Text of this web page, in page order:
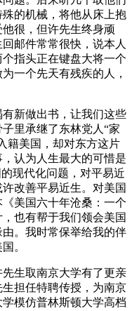
的机械，将他从床上抱
很，但许先生终身顽
邮件常常很快，说本人
指头正在键盘大将一个
一个先天有残疾的人，
新做出书，让我们这些
里承继了东林党人“家
籍美国，却对东方这片
认为人生最大的可惜是
现代化问题，对平易近
改善平易近生。对美国
美国六十年沧桑：一个
也有帮于我们领会美国
。我时常保举给我的伴
。
生取南京大学有了更亲
担任特聘传授，为南京
模仿普林斯顿大学高档